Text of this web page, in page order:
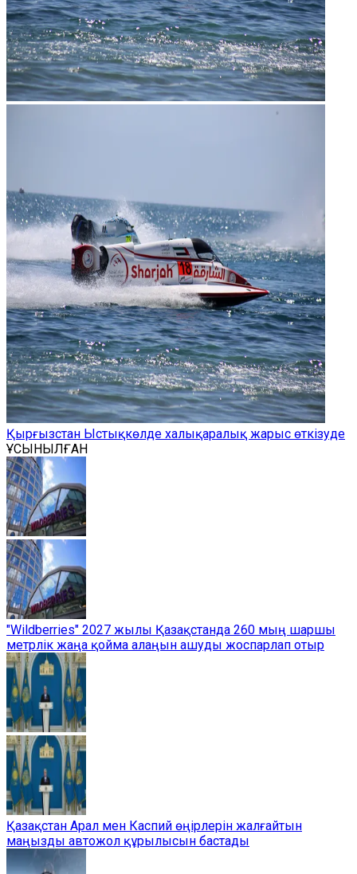
Қырғызстан Ыстықкөлде халықаралық жарыс өткізуде
ҰСЫНЫЛҒАН
"Wildberries" 2027 жылы Қазақстанда 260 мың шаршы
метрлік жаңа қойма алаңын ашуды жоспарлап отыр
Қазақстан Арал мен Каспий өңірлерін жалғайтын
маңызды автожол құрылысын бастады